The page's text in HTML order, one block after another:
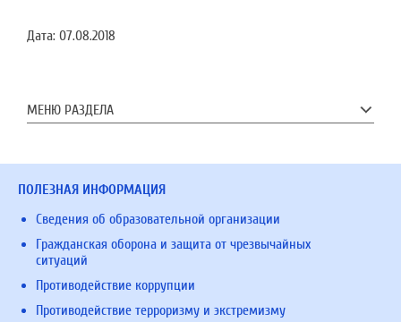
Дата: 07.08.2018
МЕНЮ РАЗДЕЛА
ПОЛЕЗНАЯ ИНФОРМАЦИЯ
Сведения об образовательной организации
Гражданская оборона и защита от чрезвычайных
ситуаций
Противодействие коррупции
Противодействие терроризму и экстремизму